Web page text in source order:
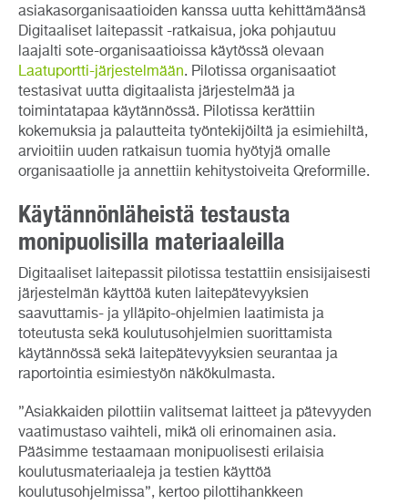
asiakasorganisaatioiden kanssa uutta kehittämäänsä
Digitaaliset laitepassit -ratkaisua, joka pohjautuu
laajalti sote-organisaatioissa käytössä olevaan
Laatuportti-järjestelmään. Pilotissa organisaatiot
testasivat uutta digitaalista järjestelmää ja
toimintatapaa käytännössä. Pilotissa kerättiin
kokemuksia ja palautteita työntekijöiltä ja esimiehiltä,
arvioitiin uuden ratkaisun tuomia hyötyjä omalle
organisaatiolle ja annettiin kehitystoiveita Qreformille.
Käytännönläheistä testausta
monipuolisilla materiaaleilla
Digitaaliset laitepassit pilotissa testattiin ensisijaisesti
järjestelmän käyttöä kuten laitepätevyyksien
saavuttamis- ja ylläpito-ohjelmien laatimista ja
toteutusta sekä koulutusohjelmien suorittamista
käytännössä sekä laitepätevyyksien seurantaa ja
raportointia esimiestyön näkökulmasta.
”Asiakkaiden pilottiin valitsemat laitteet ja pätevyyden
vaatimustaso vaihteli, mikä oli erinomainen asia.
Pääsimme testaamaan monipuolisesti erilaisia
koulutusmateriaaleja ja testien käyttöä
koulutusohjelmissa”, kertoo pilottihankkeen